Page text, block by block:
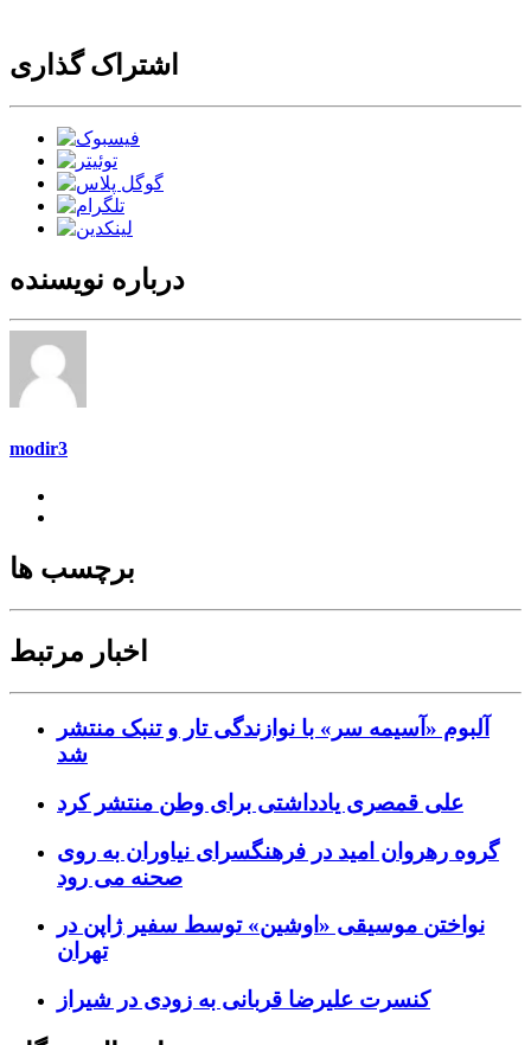
اشتراک گذاری
درباره نویسنده
modir3
برچسب ها
اخبار مرتبط
آلبوم «آسیمه سر» با نوازندگی تار و تنبک منتشر
شد
علی قمصری یادداشتی برای وطن منتشر کرد
گروه رهروان امید در فرهنگسرای نیاوران به روی
صحنه می رود
نواختن موسیقی «اوشین» توسط سفیر ژاپن در
تهران
کنسرت علیرضا قربانی به زودی در شیراز